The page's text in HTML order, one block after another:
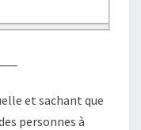
et sachant que
personnes à